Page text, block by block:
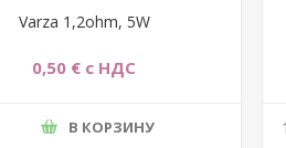
Varza 1,2ohm, 5W
0,50 € с НДС
В КОРЗИНУ